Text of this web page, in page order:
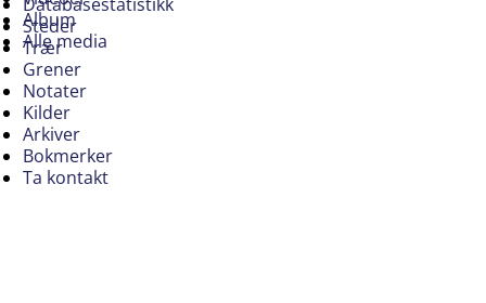
Album
Alle media
Steder
Trær
Grener
Notater
Kilder
Arkiver
Bokmerker
Ta kontakt